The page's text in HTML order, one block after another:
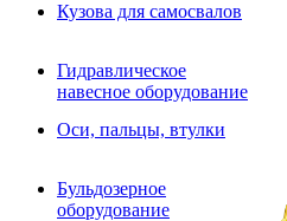
Кузова для самосвалов
Гидравлическое
навесное оборудование
Оси, пальцы, втулки
Бульдозерное
оборудование